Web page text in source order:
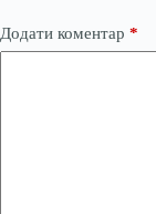
Додати коментар *